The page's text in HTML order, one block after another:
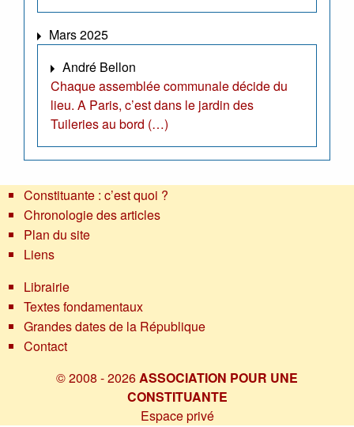
Mars 2025
André Bellon
Chaque assemblée communale décide du
lieu. A Paris, c’est dans le jardin des
Tuileries au bord (…)
Constituante : c’est quoi ?
Chronologie des articles
Plan du site
Liens
Librairie
Textes fondamentaux
Grandes dates de la République
Contact
© 2008 - 2026ASSOCIATION POUR UNE
CONSTITUANTE
Espace privé